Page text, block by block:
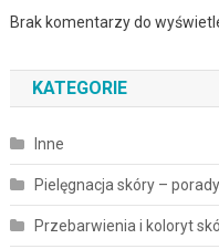
Brak komentarzy do
KATEGORIE
Inne
Pielęgnacja skóry –
Przebarwienia i koloryt